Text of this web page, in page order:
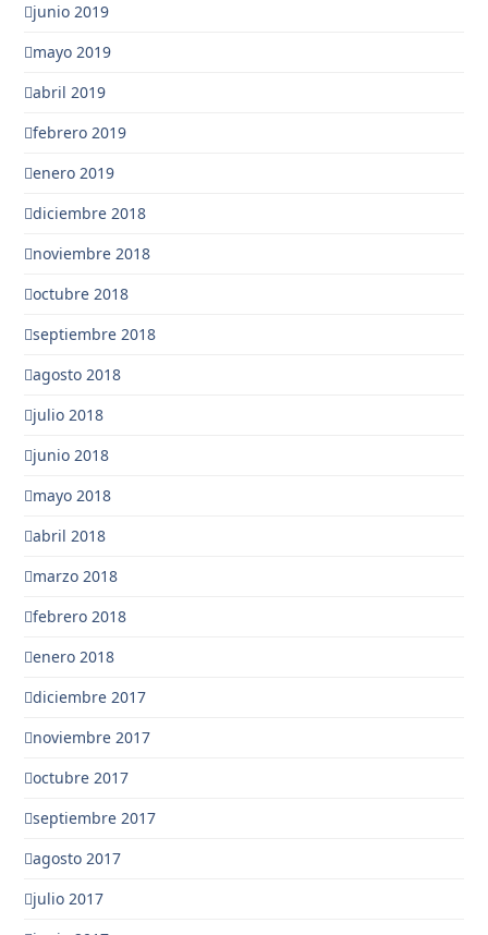
junio 2019
mayo 2019
abril 2019
febrero 2019
enero 2019
diciembre 2018
noviembre 2018
octubre 2018
septiembre 2018
agosto 2018
julio 2018
junio 2018
mayo 2018
abril 2018
marzo 2018
febrero 2018
enero 2018
diciembre 2017
noviembre 2017
octubre 2017
septiembre 2017
agosto 2017
julio 2017